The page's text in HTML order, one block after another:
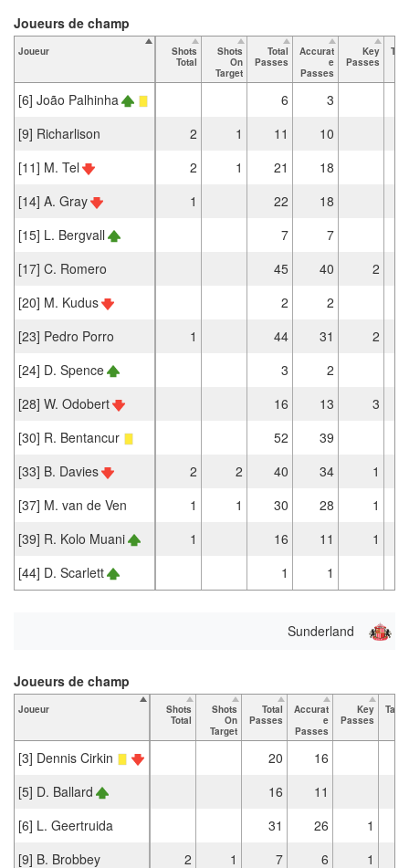
Joueur
Shots
Total
Shots
On
Target
Total
Passes
Accurat
e
Passes
Key
Passes
[6] João Palhinha 6
3
[9] Richarlison
2 1 11
10
[11] M. Tel
2 1 21
18
[14] A. Gray
1 22
18
[15] L. Bergvall
7
7
[17] C. Romero
45 40
2
[20] M. Kudus
2
2
[23] Pedro Porro
1 44 31
2
[24] D. Spence
3
2
[28] W. Odobert
16 13
3
[30] R. Bentancur
52
39
[33] B. Davies
2 2 40 34
1
[37] M. van de Ven
1 1 30 28
1
[39] R. Kolo Muani
1 16 11
1
[44] D. Scarlett
1 1
Joueurs de champ
Sunderland
Joueur
Shots
Total
Shots
On
Target
Total
Passes
Accurat
e
Passes
Key
Passes
[3] Dennis Cirkin 20
16
[5] D. Ballard
16
11
[6] L. Geertruida
31 26
1
[9] B. Brobbey
2 1 7 6 1
Joueurs de champ